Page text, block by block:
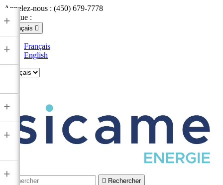
Appelez-nous : (450) 679-7778
Langue :
Français 
Français
English
 Rechercher
+
+
+
+
+